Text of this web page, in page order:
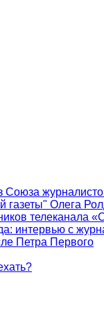
Союза
газеты" Олега
телеканала
интервью с
Петра Первого